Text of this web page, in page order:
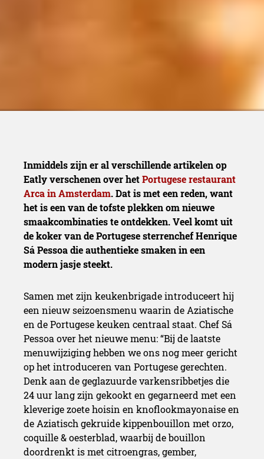
Inmiddels zijn er al verschillende artikelen op
Eatly verschenen over hetPortugese restaurant
Arca in Amsterdam. Dat is met een reden, want
het is een van de tofste plekken om nieuwe
smaakcombinaties te ontdekken. Veel komt uit
de koker van de Portugese sterrenchef Henrique
Sá Pessoa die authentieke smaken in een
modern jasje steekt.
Samen met zijn keukenbrigade introduceert hij
een nieuw seizoensmenu waarin de Aziatische
en de Portugese keuken centraal staat. Chef Sá
Pessoa over het nieuwe menu: “Bij de laatste
menuwijziging hebben we ons nog meer gericht
op het introduceren van Portugese gerechten.
Denk aan de geglazuurde varkensribbetjes die
24 uur lang zijn gekookt en gegarneerd met een
kleverige zoete hoisin en knoflookmayonaise en
de Aziatisch gekruide kippenbouillon met orzo,
coquille & oesterblad, waarbij de bouillon
doordrenkt is met citroengras, gember,